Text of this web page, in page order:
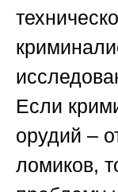
Если
орудий –
ломиков,